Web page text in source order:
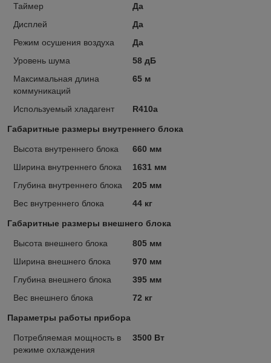
Таймер
Да
Дисплей
Да
Режим осушения воздуха
Да
Уровень шума
58 дБ
Максимальная длина
коммуникаций
65 м
Используемый хладагент R410a
Габаритные размеры внутреннего блока
Высота внутреннего блока
660 мм
Ширина внутреннего блока
1631 мм
Глубина внутреннего блока
205 мм
Вес внутреннего блока
44 кг
Габаритные размеры внешнего блока
Высота внешнего блока
805 мм
Ширина внешнего блока
970 мм
Глубина внешнего блока
395 мм
Вес внешнего блока
72 кг
Параметры работы прибора
Потребляемая мощность в
режиме охлаждения
3500 Вт